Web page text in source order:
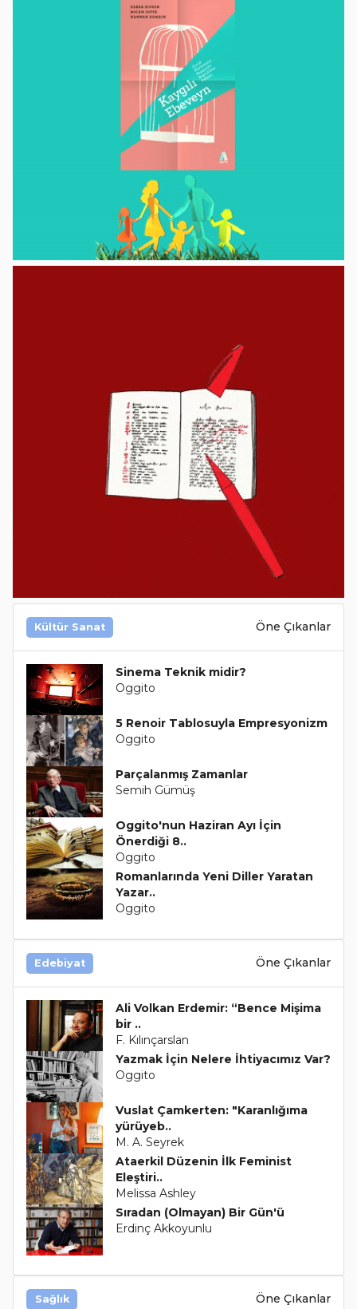
Kültür Sanat Öne Çıkanlar
Sinema Teknik midir?
Oggito
5 Renoir Tablosuyla Empresyonizm
Oggito
Parçalanmış Zamanlar
Semih Gümüş
Oggito'nun Haziran Ayı İçin
Önerdiği 8..
Oggito
Romanlarında Yeni Diller Yaratan
Yazar..
Oggito
Edebiyat Öne Çıkanlar
Ali Volkan Erdemir: “Bence Mişima
bir ..
F. Kılınçarslan
Yazmak İçin Nelere İhtiyacımız Var?
Oggito
Vuslat Çamkerten: "Karanlığıma
yürüyeb..
M. A. Seyrek
Ataerkil Düzenin İlk Feminist
Eleştiri..
Melissa Ashley
Sıradan (Olmayan) Bir Gün'ü
Erdinç Akkoyunlu
Sağlık Öne Çıkanlar